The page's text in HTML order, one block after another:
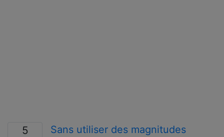
5
Sans utiliser des magnitudes